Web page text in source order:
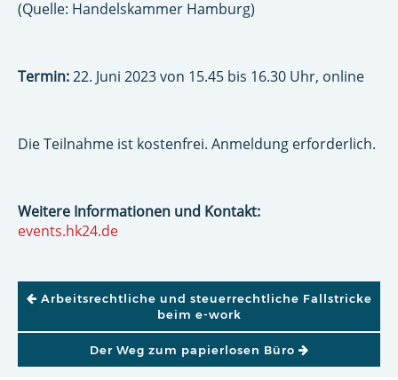
(Quelle: Handelskammer Hamburg)
Termin:22. Juni 2023 von 15.45 bis 16.30 Uhr, online
Die Teilnahme ist kostenfrei. Anmeldung erforderlich.
Weitere Informationen und Kontakt:
events.hk24.de
BEITRAGSNAVIGATION
Arbeitsrechtliche und steuerrechtliche Fallstricke
beim e-work
Der Weg zum papierlosen Büro